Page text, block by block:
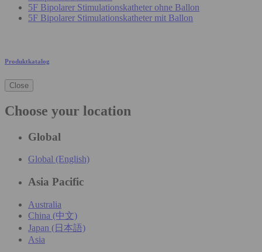
5F Bipolarer Stimulationskatheter ohne Ballon
5F Bipolarer Stimulationskatheter mit Ballon
Produktkatalog
Close
Choose your location
Global
Global (English)
Asia Pacific
Australia
China (中文)
Japan (日本語)
Asia